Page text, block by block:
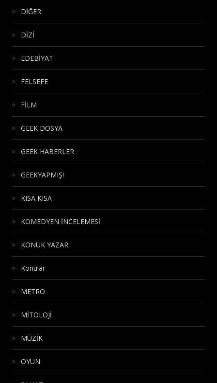
DİĞER
DİZİ
EDEBİYAT
FELSEFE
FİLM
GEEK DOSYA
GEEK HABERLER
GEEKYAPMIŞ!
KISA KISA
KOMEDYEN İNCELEMESİ
KONUK YAZAR
Konular
METRO
MİTOLOJİ
MÜZİK
OYUN